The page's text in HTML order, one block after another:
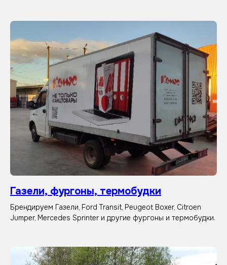
Газели, фургоны, термобудки
Брендируем Газели, Ford Transit, Peugeot Boxer, Citroen
Jumper, Mercedes Sprinter и другие фургоны и термобудки.